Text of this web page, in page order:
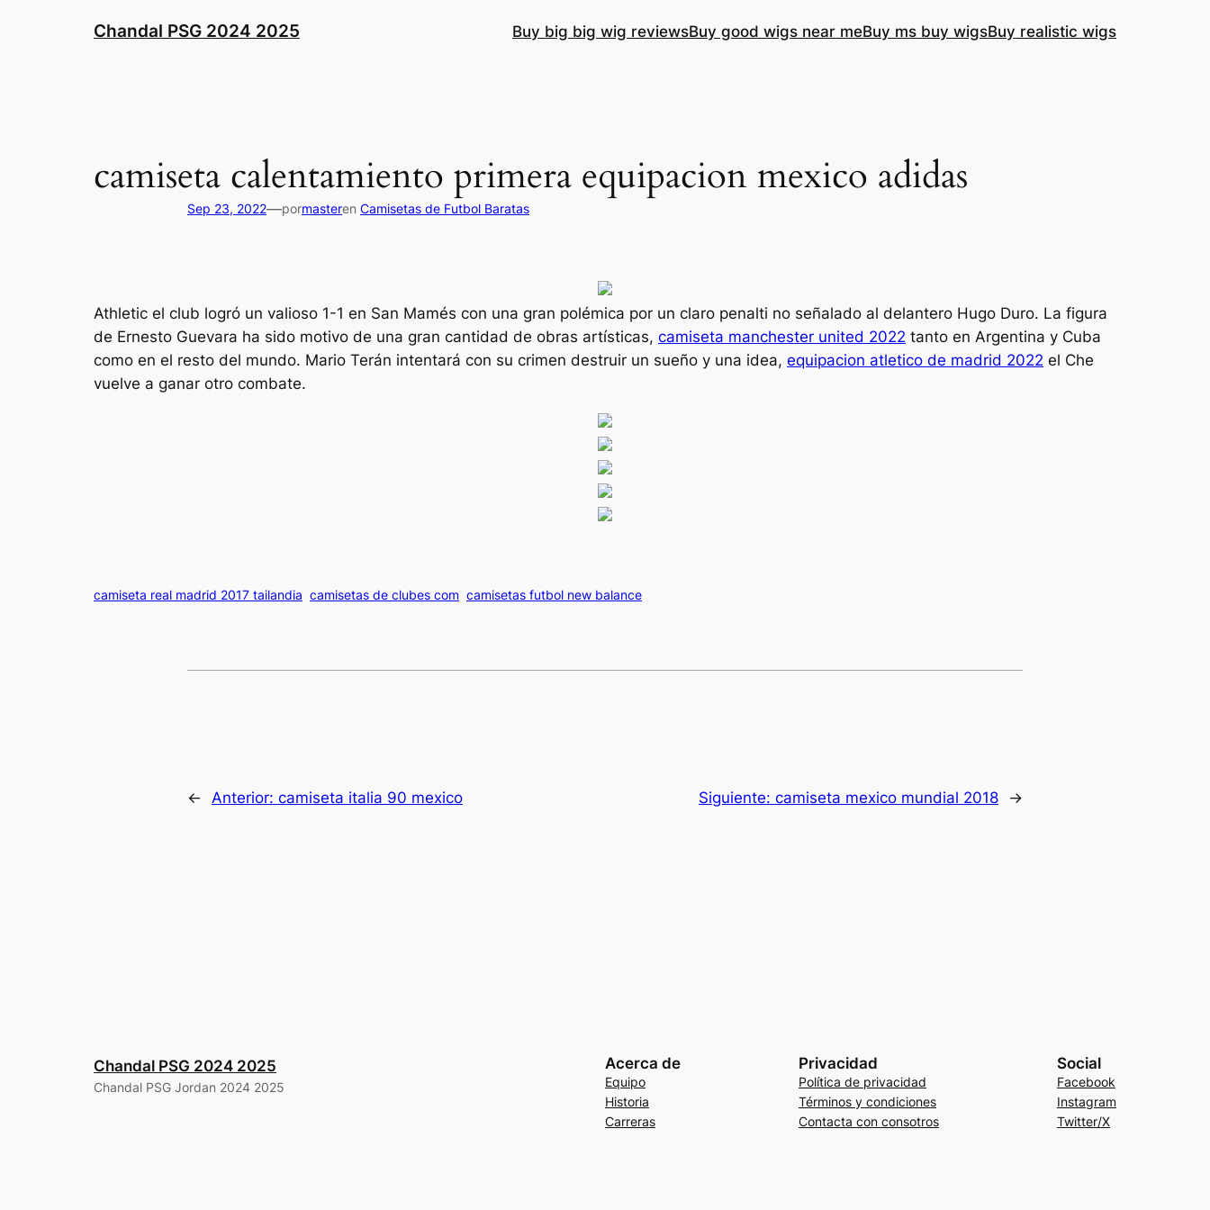
Chandal PSG 2024 2025 Buy big big wig reviewsBuy good wigs near meBuy ms buy wigsBuy realistic wigs
camiseta calentamiento primera equipacion mexico adidas
Sep 23, 2022—pormasteren Camisetas de Futbol Baratas
Athletic el club logró un valioso 1-1 en San Mamés con una gran polémica por un claro penalti no señalado al delantero Hugo Duro. La figura
de Ernesto Guevara ha sido motivo de una gran cantidad de obras artísticas, camiseta manchester united 2022 tanto en Argentina y Cuba
como en el resto del mundo. Mario Terán intentará con su crimen destruir un sueño y una idea, equipacion atletico de madrid 2022 el Che
vuelve a ganar otro combate.
camiseta real madrid 2017 tailandia camisetas de clubes com camisetas futbol new balance
← Anterior: camiseta italia 90 mexico Siguiente: camiseta mexico mundial 2018 →
Chandal PSG 2024 2025
Chandal PSG Jordan 2024 2025
Acerca de
Equipo
Historia
Carreras
Privacidad
Política de privacidad
Términos y condiciones
Contacta con consotros
Social
Facebook
Instagram
Twitter/X